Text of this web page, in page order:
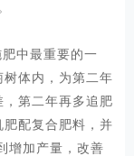
中最重要的一
体内，为第二年
第二年再多追肥
配复合肥料，并
到增加产量，改善